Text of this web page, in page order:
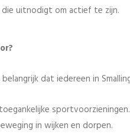
uitnodigt om actief te zijn.
dat iedereen in
sportvoorzieningen.
in wijken en dorpen.